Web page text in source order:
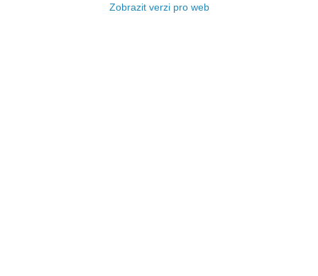
Zobrazit verzi pro web